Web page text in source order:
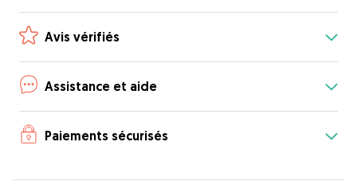
Avis vérifiés
Assistance et aide
Paiements sécurisés